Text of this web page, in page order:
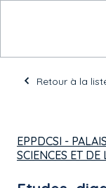
Retour à la
EPPDCSI -
SCIENCES ET